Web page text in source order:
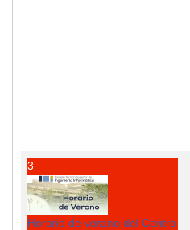
3
Horario de verano del Centro